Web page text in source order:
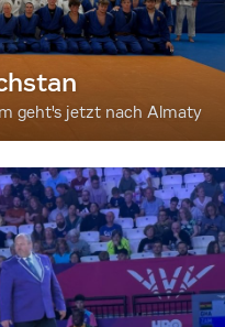
geht's jetzt nach Almaty